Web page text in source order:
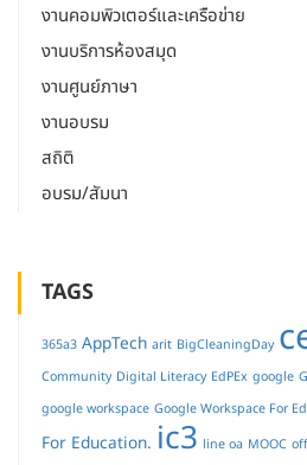
งานคอมพิวเตอร์และเครือข่าย
งานบริการห้องสมุด
งานศูนย์ภาษา
งานอบรม
สถิติ
อบรม/สัมนา
TAGS
365a3 AppTech arit BigCleaningDay
Community Digital Literacy EdPEx google
google workspace Google Workspace For
For Education. ic3 line oa MOOC